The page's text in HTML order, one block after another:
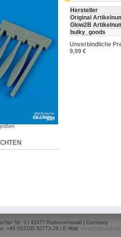
Hersteller
Original
Glow2B
bulky_goods
Unverbindliche
9,99 €
Str. 3 | 42477 Radevormwald | Germany
+49 (0)2195 92773-29 | E-Mail:
shop@glow2b.de